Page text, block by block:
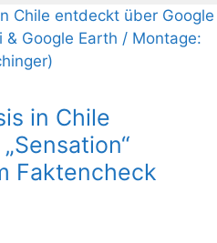
in Chile
Faktencheck